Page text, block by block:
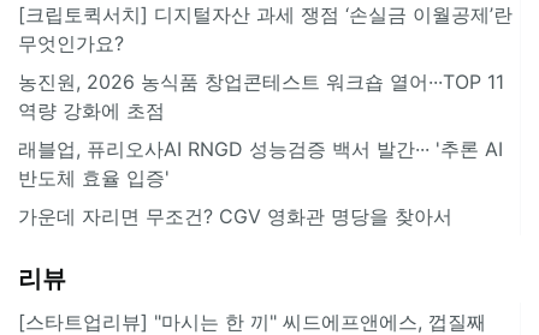
[크립토퀵서치] 디지털자산 과세 쟁점 ‘손실금 이월공제’란
무엇인가요?
농진원, 2026 농식품 창업콘테스트 워크숍 열어···TOP 11
역량 강화에 초점
래블업, 퓨리오사AI RNGD 성능검증 백서 발간··· '추론 AI
반도체 효율 입증'
가운데 자리면 무조건? CGV 영화관 명당을 찾아서
리뷰
[스타트업리뷰] "마시는 한 끼" 씨드에프앤에스, 껍질째